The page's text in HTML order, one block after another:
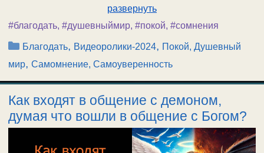
развернуть
#благодать, #душевныймир, #покой, #сомнения
Рубрики
Благодать, Видеоролики-2024, Покой, Душевный
мир, Самомнение, Самоуверенность
Как входят в общение с демоном,
думая что вошли в общение с Богом?